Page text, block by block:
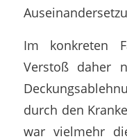
Im konkreten
Verstoß daher
durch den
war vielmehr